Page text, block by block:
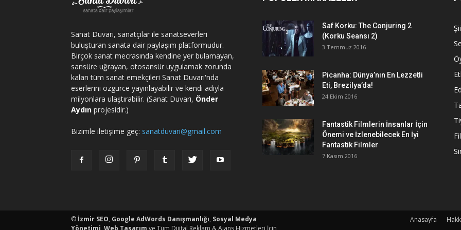
Sanat Duvarı, sanatçılar ile sanatseverleri
buluşturan sanata dair paylaşım platformudur.
Birçok sanat mecrasında kendine yer bulamayan,
sansüre uğrayan, otosansür uygulamak zorunda
kalan tüm sanat emekçileri Sanat Duvarı'nda
eserlerini özgürce yayınlayabilir ve kendi adıyla
milyonlara ulaştırabilir. (Sanat Duvarı, Önder
Aydın projesidir.)
Bizimle iletişime geç: sanatduvari@gmail.com
Saf Korku: The Conjuring 2
(Korku Seansı 2)
3 Temmuz 2016
Picanha: Dünya’nın En Lezzetli
Eti, Brezilya’da!
24 Ekim 2016
Fantastik Filmlerin İnsanlar İçin
Önemi ve İzlenebilecek En İyi
Fantastik Filmler
7 Kasım 2016
Anasayfa
porno
© İzmir SEO, Google AdWords Danışmanlığı, Sosyal Medya
Yönetimi Web Tasarım ve Tüm Dijital Reklam & Ajans Hizmetleri İçin